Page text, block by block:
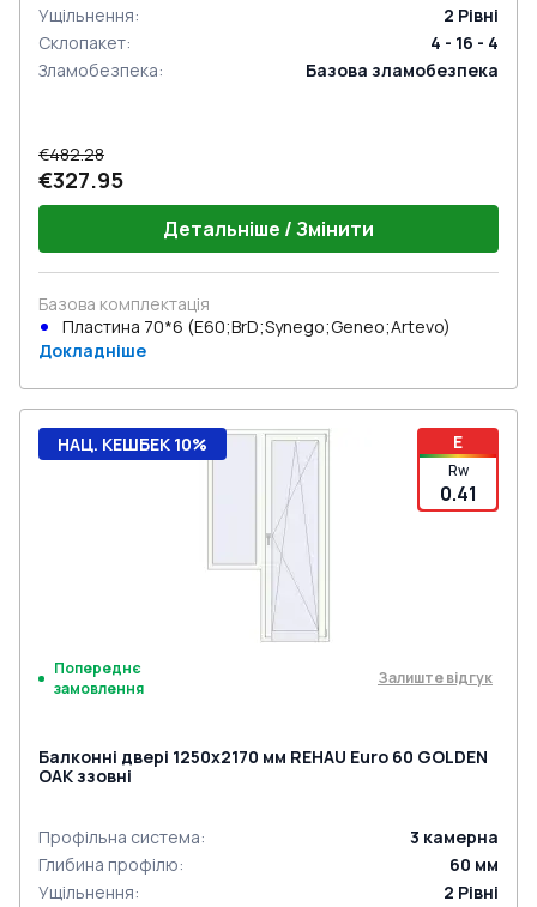
Ущільнення: 2 Рівні
Склопакет:
4 - 16 - 4
Зламобезпека: Базова зламобезпека
€482.28
€327.95
Детальніше / Змінити
Базова комплектація
Пластина 70*6 (E60;BrD;Synego;Geneo;Artevo)
Докладніше
E
Rw
0.41
НАЦ. КЕШБЕК 10%
Попереднє
замовлення
Залиште відгук
Балконні двері 1250x2170 мм REHAU Euro 60 GOLDEN
OAK ззовні
Профільна система: 3 камерна
Глибина профілю: 60 мм
Ущільнення: 2 Рівні